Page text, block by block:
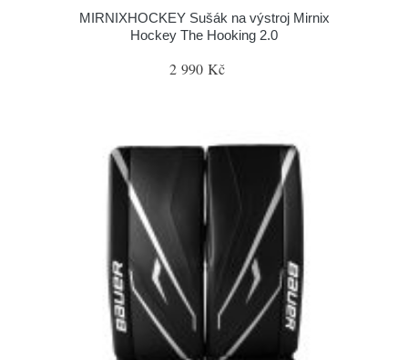
MIRNIXHOCKEY Sušák na výstroj Mirnix
Hockey The Hooking 2.0
2 990 Kč